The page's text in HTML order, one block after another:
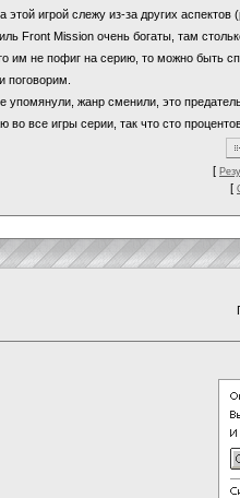
игрой слежу из-за других аспектов
Front Mission очень богаты, там
им не пофиг на серию, то можно быть
поговорим.
упомянули, жанр сменили, это
все игры серии, так что сто
[
[